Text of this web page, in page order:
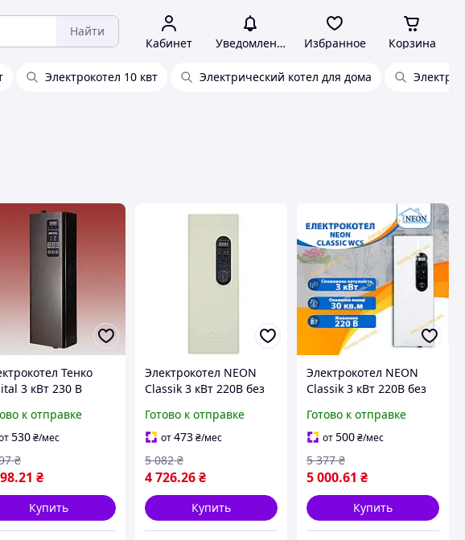
Найти
Кабинет Уведомления Избранное Корзина
Электрокотел 10 квт Электрический котел для дома
Тенко
3 кВт 230 В
к отправке
530₴/мес
.21 ₴
₴
Купить
Электрокотел NEON
Classik 3 кВт 220В без
Готово к отправке
от473 ₴/мес
4 726.26 ₴
5 082 ₴
Купить
Электрокотел NEON
Classik 3 кВт 220В без
Готово к отправке
от500₴/мес
5 000.61 ₴
5 377 ₴
Купить